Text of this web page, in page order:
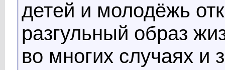
детей и молодёжь
разгульный образ
во многих случаях